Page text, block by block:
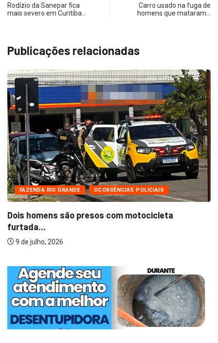
Rodízio da Sanepar fica
mais severo em Curitiba…
Carro usado na fuga de
homens que mataram…
Publicações relacionadas
FAZENDA RIO GRANDE OCORRÊNCIAS POLICIAIS
Dois homens são presos com motocicleta
furtada...
9 de julho, 2026